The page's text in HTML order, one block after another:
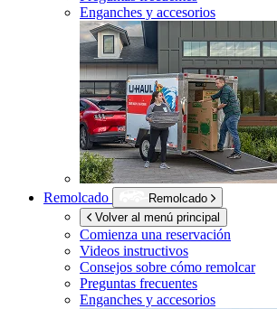
Enganches y accesorios
Remolcado
Remolcado
Volver al menú principal
Comienza una reservación
Videos instructivos
Consejos sobre cómo remolcar
Preguntas frecuentes
Enganches y accesorios